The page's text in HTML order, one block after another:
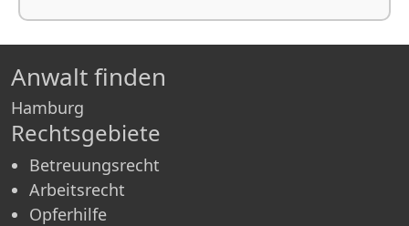
Anwalt finden
Hamburg
Rechtsgebiete
Betreuungsrecht
Arbeitsrecht
Opferhilfe